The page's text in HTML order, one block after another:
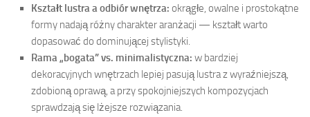
Kształt lustra a odbiór wnętrza: okrągłe, owalne i prostokątne
formy nadają różny charakter aranżacji — kształt warto
dopasować do dominującej stylistyki.
Rama „bogata” vs. minimalistyczna: w bardziej
dekoracyjnych wnętrzach lepiej pasują lustra z wyraźniejszą,
zdobioną oprawą, a przy spokojniejszych kompozycjach
sprawdzają się lżejsze rozwiązania.